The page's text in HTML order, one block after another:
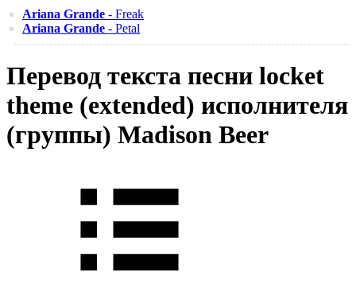
Ariana Grande - Freak
Ariana Grande - Petal
Перевод текста песни locket
theme (extended) исполнителя
(группы) Madison Beer